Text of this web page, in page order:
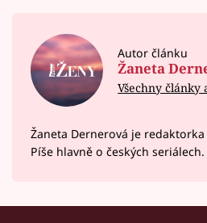
Autor článku
Žaneta
Všechny články
Žaneta Dernerová je
Píše hlavně o českých seriálech.